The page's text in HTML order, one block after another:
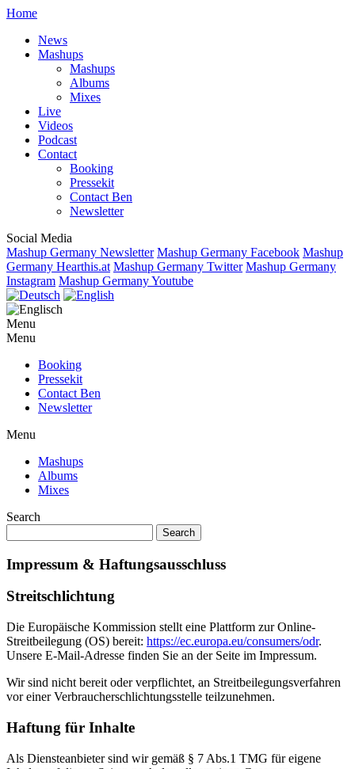
Home
News
Mashups
Mashups
Albums
Mixes
Live
Videos
Podcast
Contact
Booking
Pressekit
Contact Ben
Newsletter
Social Media
Mashup Germany Newsletter Mashup Germany Facebook Mashup
Germany Hearthis.at Mashup Germany Twitter Mashup Germany
Instagram Mashup Germany Youtube
Menu
Menu
Booking
Pressekit
Contact Ben
Newsletter
Menu
Mashups
Albums
Mixes
Search
Impressum & Haftungsausschluss
Streitschlichtung
Die Europäische Kommission stellt eine Plattform zur Online-
Streitbeilegung (OS) bereit: https://ec.europa.eu/consumers/odr.
Unsere E-Mail-Adresse finden Sie an der Seite im Impressum.
Wir sind nicht bereit oder verpflichtet, an Streitbeilegungsverfahren
vor einer Verbraucherschlichtungsstelle teilzunehmen.
Haftung für Inhalte
Als Diensteanbieter sind wir gemäß § 7 Abs.1 TMG für eigene